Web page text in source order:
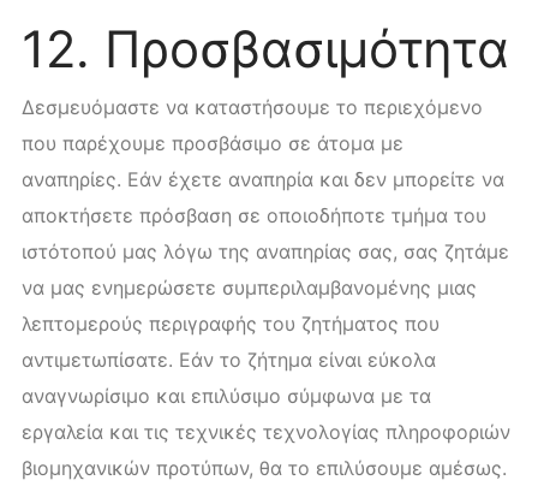
12. Προσβασιμότητα
Δεσμευόμαστε να καταστήσουμε το περιεχόμενο
που παρέχουμε προσβάσιμο σε άτομα με
αναπηρίες. Εάν έχετε αναπηρία και δεν μπορείτε να
αποκτήσετε πρόσβαση σε οποιοδήποτε τμήμα του
ιστότοπού μας λόγω της αναπηρίας σας, σας ζητάμε
να μας ενημερώσετε συμπεριλαμβανομένης μιας
λεπτομερούς περιγραφής του ζητήματος που
αντιμετωπίσατε. Εάν το ζήτημα είναι εύκολα
αναγνωρίσιμο και επιλύσιμο σύμφωνα με τα
εργαλεία και τις τεχνικές τεχνολογίας πληροφοριών
βιομηχανικών προτύπων, θα το επιλύσουμε αμέσως.